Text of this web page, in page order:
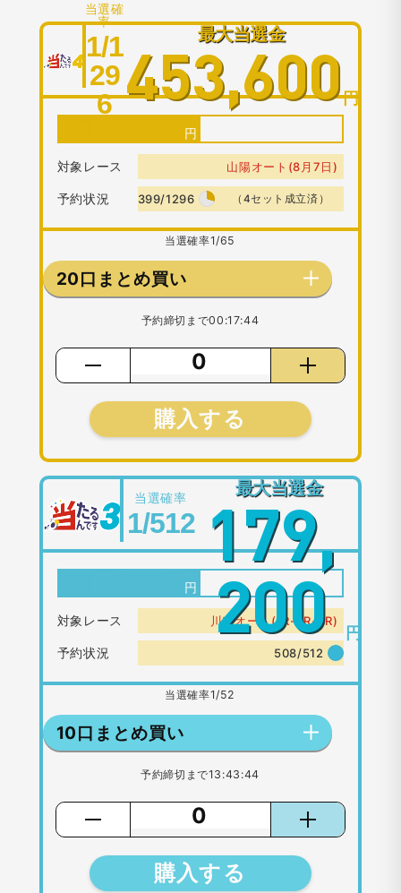
当選確
率
1/1
29
6
最大当選金
453,600円
対象レース 山陽オート(8月7日)
予約状況 399/1296 （4セット成立済）
当選確率1/65
20口まとめ買い
予約締切まで00:17:44
購入する
当選確率
1/512
最大当選金
179,
200
円
対象レース 川口オート(1R-2R-3R)
予約状況 508/512
当選確率1/52
10口まとめ買い
予約締切まで13:43:44
購入する